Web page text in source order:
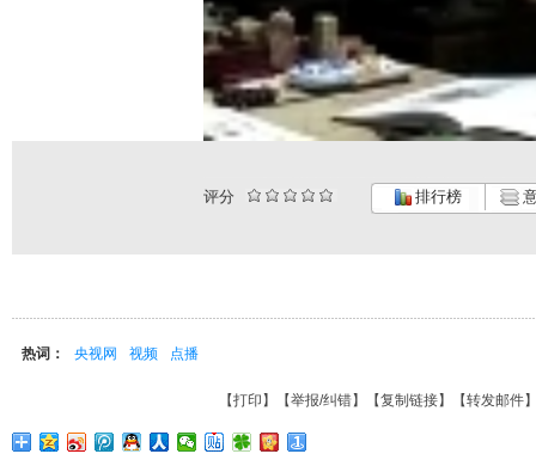
评分 排行榜
热词： 央视网 视频 点播
【打印 】【举报/纠错】【复制链接】【转发邮件